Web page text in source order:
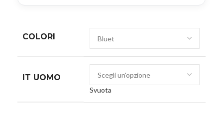
COLORI
IT UOMO
Svuota